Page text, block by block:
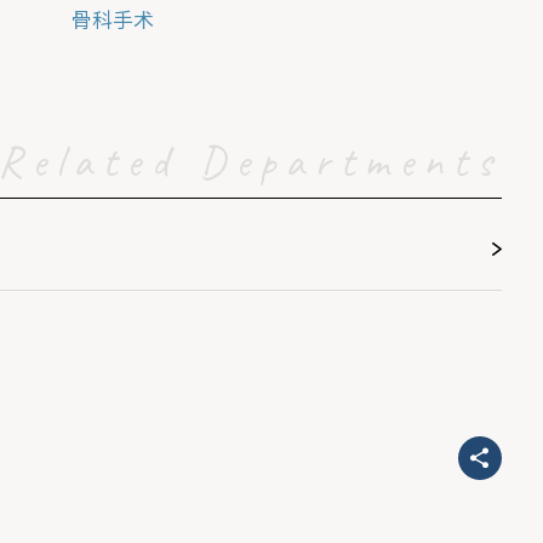
骨科手术
Departments